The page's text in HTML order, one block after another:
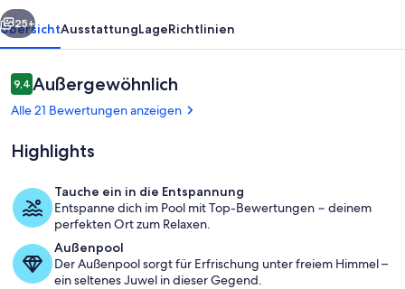
Pool
Weiter
25+
ÜbersichtAusstattungLageRichtlinien
Bewertungen
9,49,4 von 10.
Außergewöhnlich
Alle 21 Bewertungen anzeigen
Highlights
Tauche ein in die Entspannung
Entspanne dich im Pool mit Top-Bewertungen − deinem
perfekten Ort zum Relaxen.
Außenpool
Der Außenpool sorgt für Erfrischung unter freiem Himmel –
ein seltenes Juwel in dieser Gegend.